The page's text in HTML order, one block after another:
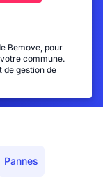
Bemove, pour
commune.
de gestion de
Pannes